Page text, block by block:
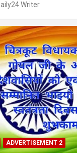
Writer
ADVERTISEMENT 2